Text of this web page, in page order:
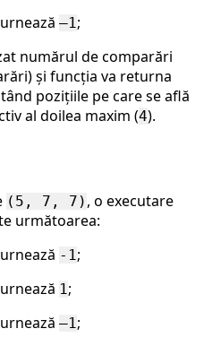
–1;
numărul de comparări
și funcția va returna
pozițiile pe care se află
al doilea maxim (4).
(5, 7, 7) , o executare
următoarea:
-1;
1;
–1;